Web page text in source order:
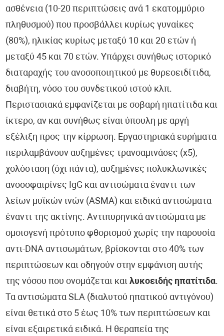
ασθένεια (10-20 περιπτώσεις ανά 1 εκατομμύριο
πληθυσμού) που προσβάλλει κυρίως γυναίκες
(80%), ηλικίας κυρίως μεταξύ 10 και 20 ετών ή
μεταξύ 45 και 70 ετών. Υπάρχει συνήθως ιστορικό
διαταραχής του ανοσοποιητικού με θυρεοειδίτιδα,
διαβήτη, νόσο του συνδετικού ιστού κλπ.
Περιστασιακά εμφανίζεται με σοβαρή ηπατίτιδα και
ίκτερο, αν και συνήθως είναι ύπουλη με αργή
εξέλιξη προς την κίρρωση. Εργαστηριακά ευρήματα
περιλαμβάνουν αυξημένες τρανσαμινάσες (x5),
χολόσταση (όχι πάντα), αυξημένες πολυκλωνικές
ανοσοφαιρίνες IgG και αντισώματα έναντι των
λείων μυϊκών ινών (ASMA) και ειδικά αντισώματα
έναντι της ακτίνης. Αντιπυρηνικά αντισώματα με
ομοιογενή πρότυπο φθορισμού χωρίς την παρουσία
αντι-DNA αντισωμάτων, βρίσκονται στο 40% των
περιπτώσεων και οδηγούν στην εμφάνιση αυτής
της νόσου που ονομάζεται καιλυκοειδής ηπατίτιδα.
Τα αντισώματα SLA (διαλυτού ηπατικού αντιγόνου)
είναι θετικά στο 5 έως 10% των περιπτώσεων και
είναι εξαιρετικά ειδικά. Η θεραπεία της